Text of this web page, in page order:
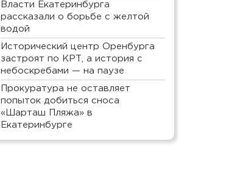
Власти Екатеринбурга
рассказали о борьбе с желтой
водой
Исторический центр Оренбурга
застроят по КРТ, а история с
небоскребами — на паузе
Прокуратура не оставляет
попыток добиться сноса
«Шарташ Пляжа» в
Екатеринбурге